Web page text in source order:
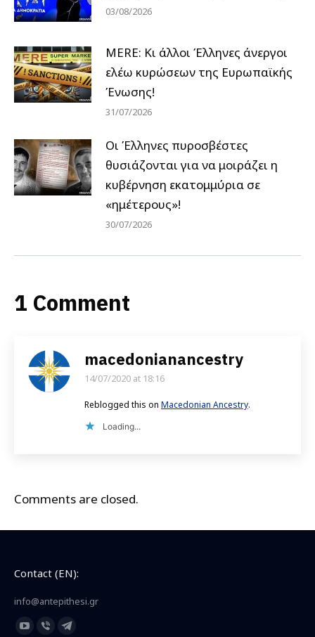
03/08/2026
MERE: Κι άλλοι Έλληνες άνεργοι
ελέω κυρώσεων της Ευρωπαϊκής
Ένωσης!
31/07/2026
Οι Έλληνες πυροσβέστες
θυσιάζονται για να μοιράζει η
κυβέρνηση εκατομμύρια σε
«ημέτερους»!
30/07/2026
1 Comment
macedonianancestry
says:
14/07/2020 at 18:16
Reblogged this on Macedonian Ancestry.
Loading...
Comments are closed.
Contact (EN):
info@antepithesi.gr
Find us on:
YouTubeViberTelegram